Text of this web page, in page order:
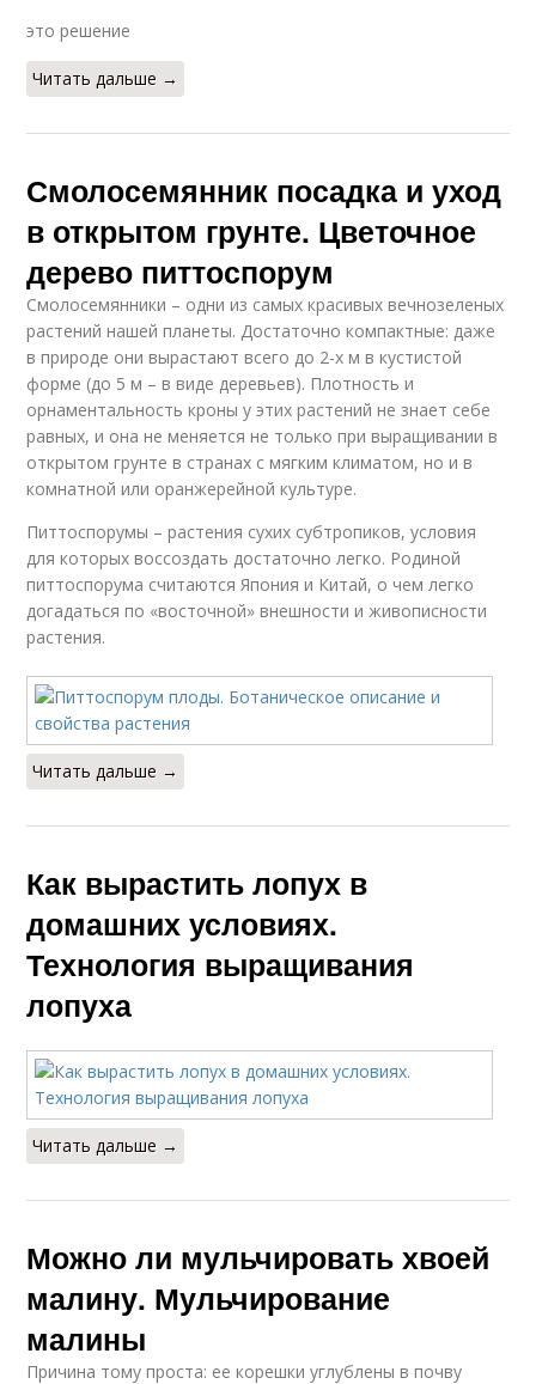
это решение
Читать дальше →
Смолосемянник посадка и уход
в открытом грунте. Цветочное
дерево питтоспорум
Смолосемянники – одни из самых красивых вечнозеленых
растений нашей планеты. Достаточно компактные: даже
в природе они вырастают всего до 2-х м в кустистой
форме (до 5 м – в виде деревьев). Плотность и
орнаментальность кроны у этих растений не знает себе
равных, и она не меняется не только при выращивании в
открытом грунте в странах с мягким климатом, но и в
комнатной или оранжерейной культуре.
Питтоспорумы – растения сухих субтропиков, условия
для которых воссоздать достаточно легко. Родиной
питтоспорума считаются Япония и Китай, о чем легко
догадаться по «восточной» внешности и живописности
растения.
Читать дальше →
Как вырастить лопух в
домашних условиях.
Технология выращивания
лопуха
Читать дальше →
Можно ли мульчировать хвоей
малину. Мульчирование
малины
Причина тому проста: ее корешки углублены в почву